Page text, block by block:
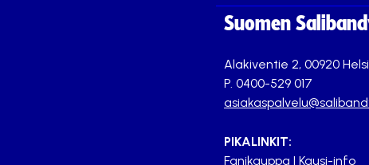
Suomen
Alakiventie 2, 00920
P. 0400-529 017
PIKALINKIT:
Fanikauppa | Kausi-info